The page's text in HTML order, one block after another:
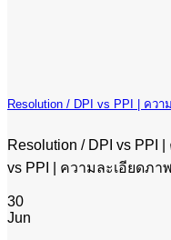
Resolution / DPI vs PPI | ควา
Resolution / DPI vs PPI
vs PPI | ความละเอียดภา
30
Jun